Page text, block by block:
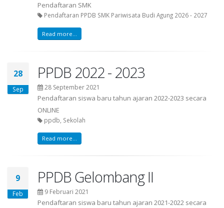
Pendaftaran SMK
Pendaftaran PPDB SMK Pariwisata Budi Agung 2026 - 2027
Read more...
28
Sep
PPDB 2022 - 2023
28 September 2021
Pendaftaran siswa baru tahun ajaran 2022-2023 secara
ONLINE
ppdb, Sekolah
Read more...
9
Feb
PPDB Gelombang II
9 Februari 2021
Pendaftaran siswa baru tahun ajaran 2021-2022 secara